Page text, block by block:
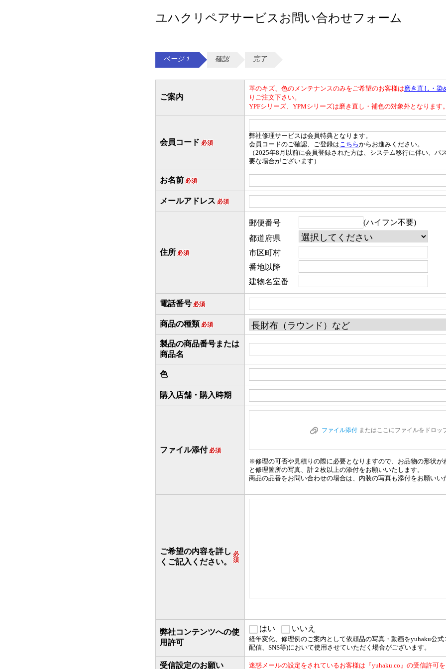
ユハクリペアサービスお問い合わせフォーム
ページ１ 確認 完了
ご案内
革のキズ、色のメンテナンスのみをご希望のお客様は磨き直し・染
りご注文下さい。
YPFシリーズ、YPMシリーズは磨き直し・補色の対象外となります
会員コード 必須
弊社修理サービスは会員特典となります。
会員コードのご確認、ご登録はこちらからお進みください。
（2025年8月以前に会員登録された方は、システム移行に伴い、パ
要な場合がございます）
お名前 必須
メールアドレス 必須
住所 必須
郵便番号
(ハイフン不要)
都道府県
市区町村
番地以降
建物名室番
電話番号 必須
商品の種類 必須
製品の商品番号または
商品名
色
購入店舗・購入時期
ファイル添付 必須
ファイル添付またはここにファイルをドロッ
※修理の可否や見積りの際に必要となりますので、お品物の形状が
と修理箇所の写真、計２枚以上の添付をお願いいたします。
商品の品番をお問い合わせの場合は、内装の写真も添付をお願いい
ご希望の内容を詳し
くご記入ください。
必
須
弊社コンテンツへの使
用許可
はい いいえ
経年変化、修理例のご案内として依頼品の写真・動画をyuhaku公式
配信、SNS等)において使用させていただく場合がございます。
受信設定のお願い 迷惑メールの設定をされているお客様は『yuhaku.co』の受信許可